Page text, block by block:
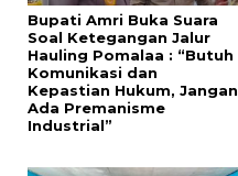
Bupati Amri Buka Suara
Soal Ketegangan Jalur
Hauling Pomalaa : “Butuh
Komunikasi dan
Kepastian Hukum, Jangan
Ada Premanisme
Industrial”